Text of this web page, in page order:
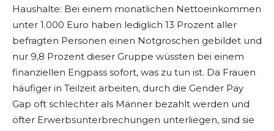
Haushalte: Bei einem monatlichen Nettoeinkommen
unter 1.000 Euro haben lediglich 13 Prozent aller
befragten Personen einen Notgroschen gebildet und
nur 9,8 Prozent dieser Gruppe wüssten bei einem
finanziellen Engpass sofort, was zu tun ist. Da Frauen
häufiger in Teilzeit arbeiten, durch die Gender Pay
Gap oft schlechter als Männer bezahlt werden und
öfter Erwerbsunterbrechungen unterliegen, sind sie